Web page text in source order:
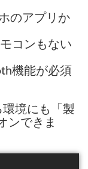
のアプリか
コンもない
機能が必須
境にも「製
ンできま